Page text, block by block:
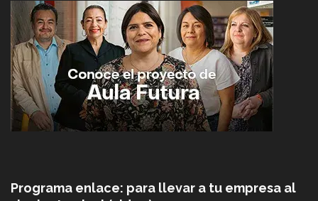
Programa enlace: para llevar a tu empresa al